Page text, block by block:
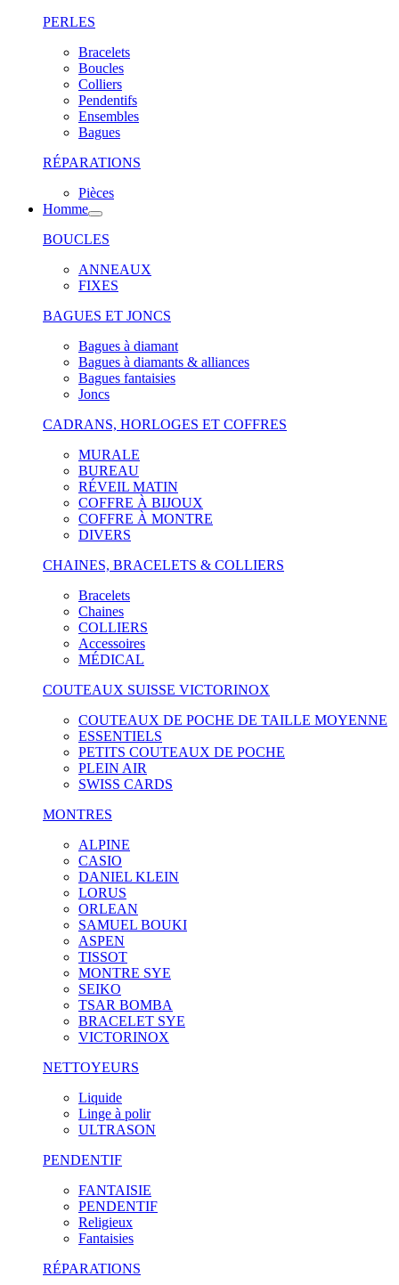
PERLES
Bracelets
Boucles
Colliers
Pendentifs
Ensembles
Bagues
RÉPARATIONS
Pièces
Homme
BOUCLES
ANNEAUX
FIXES
BAGUES ET JONCS
Bagues à diamant
Bagues à diamants & alliances
Bagues fantaisies
Joncs
CADRANS, HORLOGES ET COFFRES
MURALE
BUREAU
RÉVEIL MATIN
COFFRE À BIJOUX
COFFRE À MONTRE
DIVERS
CHAINES, BRACELETS & COLLIERS
Bracelets
Chaines
COLLIERS
Accessoires
MÉDICAL
COUTEAUX SUISSE VICTORINOX
COUTEAUX DE POCHE DE TAILLE MOYENNE
ESSENTIELS
PETITS COUTEAUX DE POCHE
PLEIN AIR
SWISS CARDS
MONTRES
ALPINE
CASIO
DANIEL KLEIN
LORUS
ORLEAN
SAMUEL BOUKI
ASPEN
TISSOT
MONTRE SYE
SEIKO
TSAR BOMBA
BRACELET SYE
VICTORINOX
NETTOYEURS
Liquide
Linge à polir
ULTRASON
PENDENTIF
FANTAISIE
PENDENTIF
Religieux
Fantaisies
RÉPARATIONS